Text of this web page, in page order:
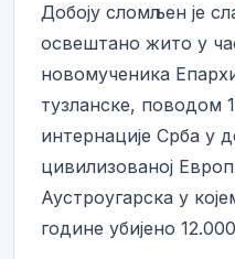
Добоју сломљен је
освештано жито у
новомученика
тузланске, поводом
интернације Срба у
цивилизованој
Аустроугарска у
године убијено